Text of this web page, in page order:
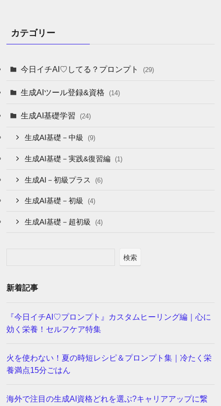
カテゴリー
今日イチAI♡してる？プロンプト (29)
生成AIツール登録&資格 (14)
生成AI基礎学習 (24)
生成AI基礎－中級 (9)
生成AI基礎－実践&復習編 (1)
生成AI－初級プラス (6)
生成AI基礎－初級 (4)
生成AI基礎－超初級 (4)
検索
新着記事
『今日イチAI♡プロンプト』カスタムヒーリング編｜心に
効く栄養！セルフケア特集
火を使わない！夏の時短レシピ＆プロンプト集｜冷たく栄
養満点15分ごはん
海外で注目の生成AI資格どれを選ぶ?キャリアアップに繋